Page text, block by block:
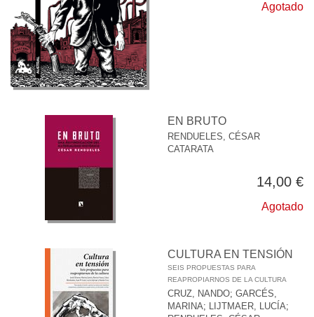
Agotado
EN BRUTO
RENDUELES, CÉSAR
CATARATA
14,00 €
Agotado
CULTURA EN TENSIÓN
SEIS PROPUESTAS PARA
REAPROPIARNOS DE LA CULTURA
CRUZ, NANDO; GARCÉS,
MARINA; LIJTMAER, LUCÍA;